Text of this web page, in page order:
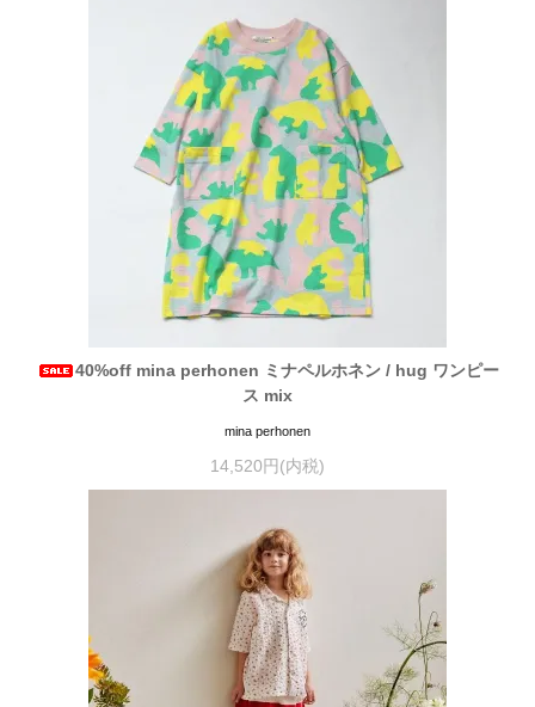
40%off mina perhonen ミナペルホネン / hug ワンピー
ス mix
mina perhonen
14,520円(内税)